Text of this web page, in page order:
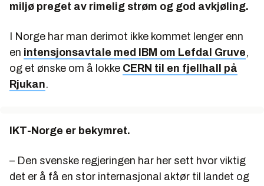
miljø preget av rimelig strøm og god avkjøling.
I Norge har man derimot ikke kommet lenger enn
en intensjonsavtale med IBM om Lefdal Gruve,
og et ønske om å lokke CERN til en fjellhall på
Rjukan.
IKT-Norge er bekymret.
– Den svenske regjeringen har her sett hvor viktig
det er å få en stor internasjonal aktør til landet og